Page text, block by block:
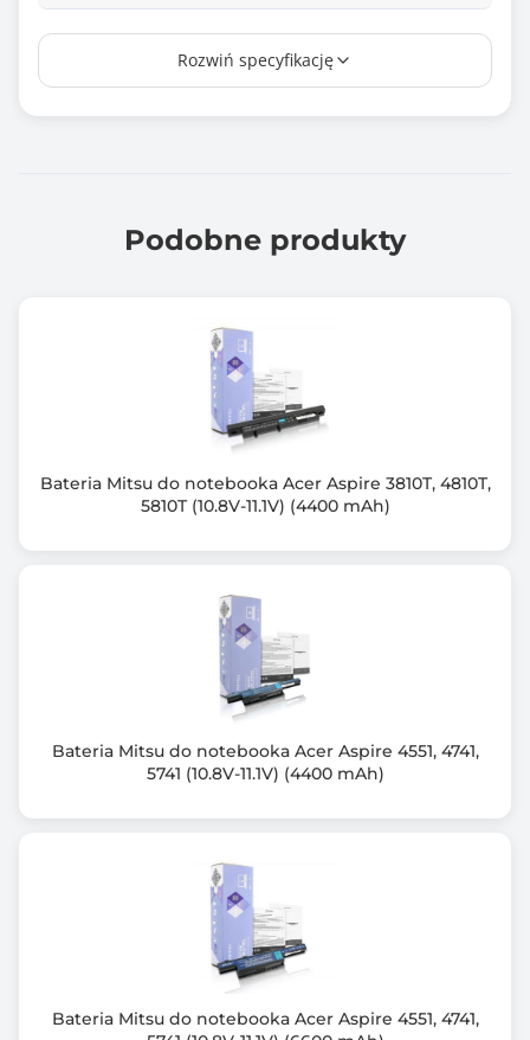
Producent/marka ogniw
Zamiennik baterii o kodzie
Informacje dodatkowe
Marka ogniw: Tianneng,
Gwarancja: *dodatkowe 6 miesięcy po darmowej
rejestracji produktu,
Brak efektu pamięci,
zwarciem, przeciążeniem,
W zestawie: bateria, instrukcja obsługi, karta
Rozwiń specyfikację
Podobne produkty
Bateria Mitsu do notebooka Acer Aspire 3810T, 4810T,
5810T (10.8V-11.1V) (4400 mAh)
Bateria Mitsu do notebooka Acer Aspire 4551, 4741,
5741 (10.8V-11.1V) (4400 mAh)
Bateria Mitsu do notebooka Acer Aspire 4551, 4741,